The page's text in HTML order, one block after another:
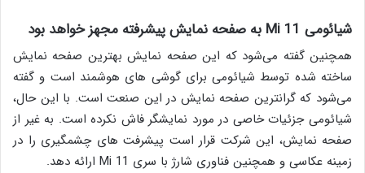
شیائومی Mi 11 به صفحه نمایش پیشرفته مجهز خواهد بود
همچنین گفته می‌شود که این صفحه نمایش بهترین صفحه نمایش
ساخته شده توسط شیائومی برای گوشی های هوشمند است و گفته
می‌شود که گرانترین صفحه نمایش در این صنعت است. با این حال،
شیائومی جزئیات خاصی در مورد نمایشگر فاش نکرده است. به غیر از
صفحه نمایش، این شرکت قرار است پیشرفت های چشمگیری را در
زمینه عکاسی و همچنین فناوری شارژ با سری Mi 11 ارائه دهد.